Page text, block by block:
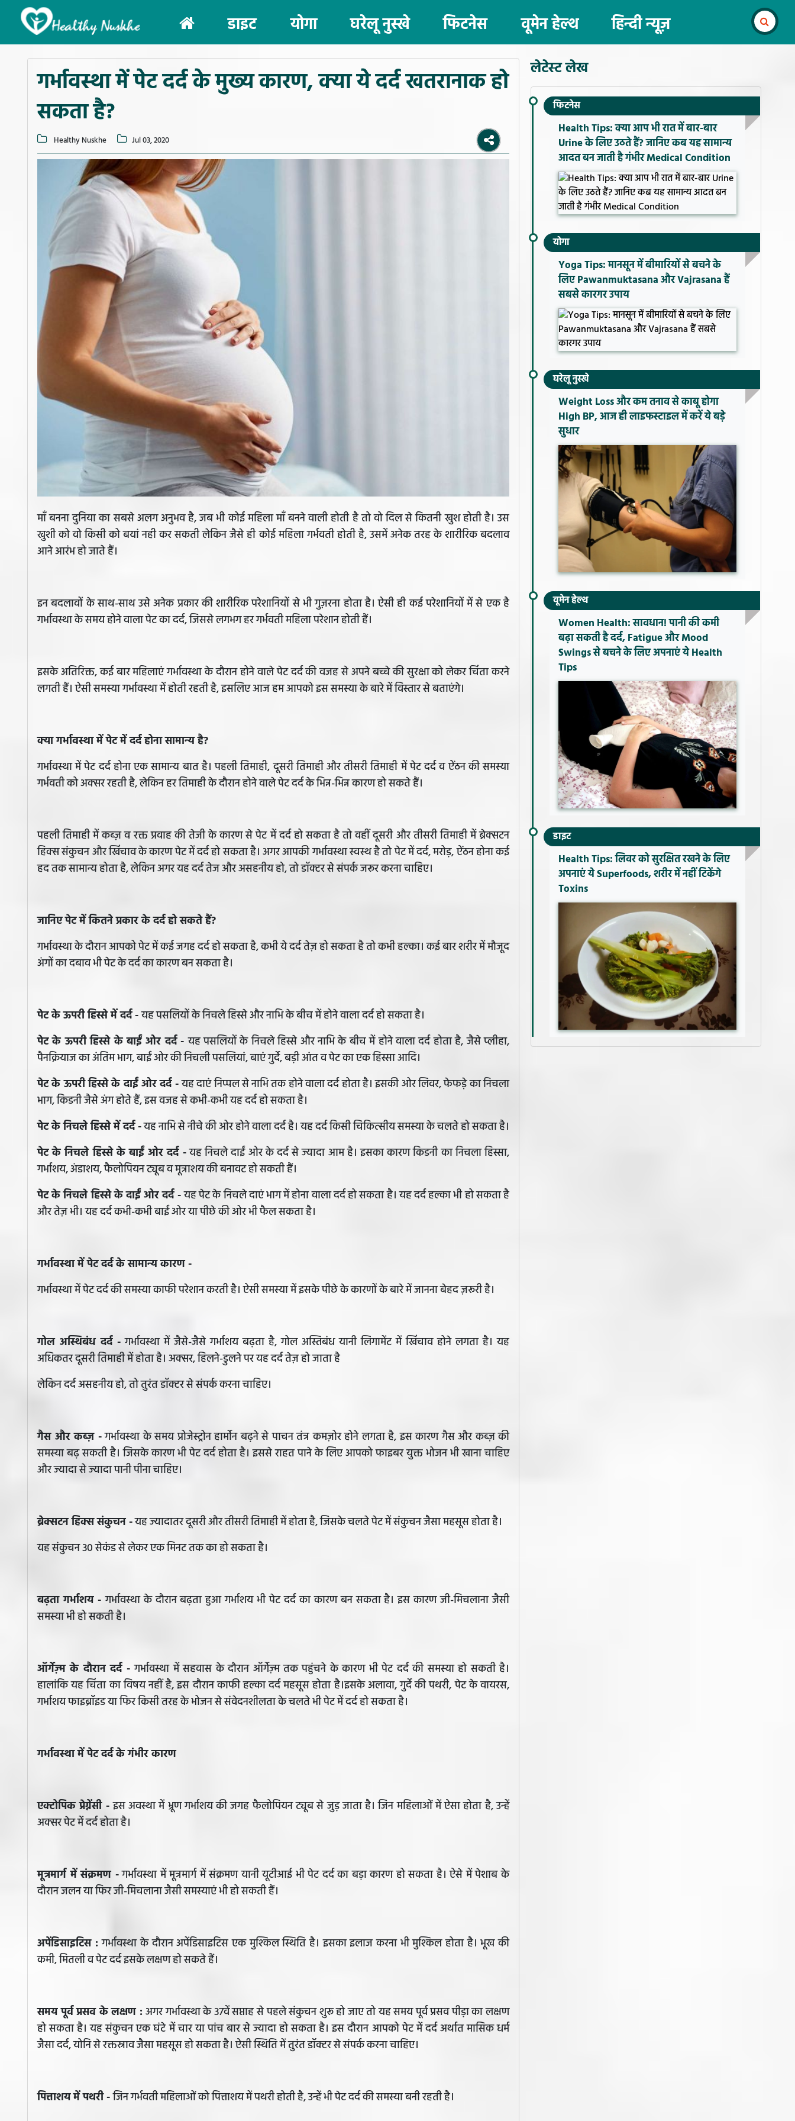
(current)
डाइट योगा घरेलू नुस्खे फिटनेस वूमेन हेल्थ हिन्दी न्यूज़
गर्भावस्था में पेट दर्द के मुख्य कारण, क्या ये दर्द खतरानाक हो
सकता है?
Healthy Nuskhe Jul 03, 2020
माँ बनना दुनिया का सबसे अलग अनुभव है, जब भी कोई महिला माँ बनने वाली होती है तो वो दिल से कितनी खुश होती है। उस
खुशी को वो किसी को बयां नही कर सकती लेकिन जैसे ही कोई महिला गर्भवती होती है, उसमें अनेक तरह के शारीरिक बदलाव
आने आरंभ हो जाते हैं।
इन बदलावों के साथ-साथ उसे अनेक प्रकार की शारीरिक परेशानियों से भी गुज़रना होता है। ऐसी ही कई परेशानियों में से एक है
गर्भावस्था के समय होने वाला पेट का दर्द, जिससे लगभग हर गर्भवती महिला परेशान होती हैं।
इसके अतिरिक्त, कई बार महिलाएं गर्भावस्था के दौरान होने वाले पेट दर्द की वजह से अपने बच्चे की सुरक्षा को लेकर चिंता करने
लगती हैं। ऐसी समस्या गर्भावस्था में होती रहती है, इसलिए आज हम आपको इस समस्या के बारे में विस्तार से बताएंगे।
क्या गर्भावस्था में पेट में दर्द होना सामान्य है?
गर्भावस्था में पेट दर्द होना एक सामान्य बात है। पहली तिमाही, दूसरी तिमाही और तीसरी तिमाही में पेट दर्द व ऐंठन की समस्या
गर्भवती को अक्सर रहती है, लेकिन हर तिमाही के दौरान होने वाले पेट दर्द के भिन्न-भिन्न कारण हो सकते हैं।
पहली तिमाही में कब्ज़ व रक्त प्रवाह की तेजी के कारण से पेट में दर्द हो सकता है तो वहीं दूसरी और तीसरी तिमाही में ब्रेक्सटन
हिक्स संकुचन और खिंचाव के कारण पेट में दर्द हो सकता है। अगर आपकी गर्भावस्था स्वस्थ है तो पेट में दर्द, मरोड़, ऐंठन होना कई
हद तक सामान्य होता है, लेकिन अगर यह दर्द तेज और असहनीय हो, तो डॉक्टर से संपर्क जरूर करना चाहिए।
जानिए पेट में कितने प्रकार के दर्द हो सकते हैं?
गर्भावस्था के दौरान आपको पेट में कई जगह दर्द हो सकता है, कभी ये दर्द तेज़ हो सकता है तो कभी हल्का। कई बार शरीर में मौजूद
अंगों का दबाव भी पेट के दर्द का कारण बन सकता है।
पेट के ऊपरी हिस्से में दर्द -यह पसलियों के निचले हिस्से और नाभि के बीच में होने वाला दर्द हो सकता है।
पेट के ऊपरी हिस्से के बाईं ओर दर्द -यह पसलियों के निचले हिस्से और नाभि के बीच में होने वाला दर्द होता है, जैसे प्लीहा,
पैनक्रियाज का अंतिम भाग, बाईं ओर की निचली पसलियां, बाएं गुर्दे, बड़ी आंत व पेट का एक हिस्सा आदि।
पेट के ऊपरी हिस्से के दाईं ओर दर्द -यह दाएं निप्पल से नाभि तक होने वाला दर्द होता है। इसकी ओर लिवर, फेफडे़ का निचला
भाग, किडनी जैसे अंग होते हैं, इस वजह से कभी-कभी यह दर्द हो सकता है।
पेट के निचले हिस्से में दर्द -यह नाभि से नीचे की ओर होने वाला दर्द है। यह दर्द किसी चिकित्सीय समस्या के चलते हो सकता है।
पेट के निचले हिस्से के बाईं ओर दर्द -यह निचले दाईं ओर के दर्द से ज्यादा आम है। इसका कारण किडनी का निचला हिस्सा,
गर्भाशय, अंडाशय, फैलोपियन ट्यूब व मूत्राशय की बनावट हो सकती हैं।
पेट के निचले हिस्से के दाईं ओर दर्द -यह पेट के निचले दाएं भाग में होना वाला दर्द हो सकता है। यह दर्द हल्का भी हो सकता है
और तेज़ भी। यह दर्द कभी-कभी बाईं ओर या पीछे की ओर भी फैल सकता है।
गर्भावस्था में पेट दर्द के सामान्य कारण -
गर्भावस्था में पेट दर्द की समस्या काफी परेशान करती है। ऐसी समस्या में इसके पीछे के कारणों के बारे में जानना बेहद ज़रूरी है।
गोल अस्थिबंध दर्द - गर्भावस्था में जैसे-जैसे गर्भाशय बढ़ता है, गोल अस्तिबंध यानी लिगामेंट में खिंचाव होने लगता है। यह
अधिकतर दूसरी तिमाही में होता है। अक्सर, हिलने-डुलने पर यह दर्द तेज़ हो जाता है
लेकिन दर्द असहनीय हो, तो तुरंत डॉक्टर से संपर्क करना चाहिए।
गैस और कब्ज़ -गर्भावस्था के समय प्रोजेस्ट्रोन हार्मोन बढ़ने से पाचन तंत्र कमज़ोर होने लगता है, इस कारण गैस और कब्ज़ की
समस्या बढ़ सकती है। जिसके कारण भी पेट दर्द होता है। इससे राहत पाने के लिए आपको फाइबर युक्त भोजन भी खाना चाहिए
और ज्यादा से ज्यादा पानी पीना चाहिए।
ब्रेक्सटन हिक्स संकुचन -यह ज्यादातर दूसरी और तीसरी तिमाही में होता है, जिसके चलते पेट में संकुचन जैसा महसूस होता है।
यह संकुचन 30 सेकंड से लेकर एक मिनट तक का हो सकता है।
बढ़ता गर्भाशय -गर्भावस्था के दौरान बढ़ता हुआ गर्भाशय भी पेट दर्द का कारण बन सकता है। इस कारण जी-मिचलाना जैसी
समस्या भी हो सकती है।
ऑर्गेज़्म के दौरान दर्द -गर्भावस्था में सहवास के दौरान ऑर्गेज़्म तक पहुंचने के कारण भी पेट दर्द की समस्या हो सकती है।
हालांकि यह चिंता का विषय नहीं है, इस दौरान काफी हल्का दर्द महसूस होता है।इसके अलावा, गुर्दे की पथरी, पेट के वायरस,
गर्भाशय फाइब्रॉइड या फिर किसी तरह के भोजन से संवेदनशीलता के चलते भी पेट में दर्द हो सकता है।
गर्भावस्था में पेट दर्द के गंभीर कारण
एक्टोपिक प्रेग्नेंसी -इस अवस्था में भ्रूण गर्भाशय की जगह फैलोपियन ट्यूब से जुड़ जाता है। जिन महिलाओं में ऐसा होता है, उन्हें
अक्सर पेट में दर्द होता है।
मूत्रमार्ग में संक्रमण -गर्भावस्था में मूत्रमार्ग में संक्रमण यानी यूटीआई भी पेट दर्द का बड़ा कारण हो सकता है। ऐसे में पेशाब के
दौरान जलन या फिर जी-मिचलाना जैसी समस्याएं भी हो सकती हैं।
अपेंडिसाइटिस :गर्भावस्था के दौरान अपेंडिसाइटिस एक मुश्किल स्थिति है। इसका इलाज करना भी मुश्किल होता है। भूख की
कमी, मितली व पेट दर्द इसके लक्षण हो सकते हैं।
समय पूर्व प्रसव के लक्षण :अगर गर्भावस्था के 37वें सप्ताह से पहले संकुचन शुरू हो जाए तो यह समय पूर्व प्रसव पीड़ा का लक्षण
हो सकता है। यह संकुचन एक घंटे में चार या पांच बार से ज्यादा हो सकता है। इस दौरान आपको पेट में दर्द अर्थात मासिक धर्म
जैसा दर्द, योनि से रक्तस्राव जैसा महसूस हो सकता है। ऐसी स्थिति में तुरंत डॉक्टर से संपर्क करना चाहिए।
पित्ताशय में पथरी -जिन गर्भवती महिलाओं को पित्ताशय में पथरी होती है, उन्हें भी पेट दर्द की समस्या बनी रहती है।
लेटेस्ट लेख
फिटनेस
Health Tips: क्या आप भी रात में बार-बार
Urine के लिए उठते हैं? जानिए कब यह सामान्य
आदत बन जाती है गंभीर Medical Condition
योगा
Yoga Tips: मानसून में बीमारियों से बचने के
लिए Pawanmuktasana और Vajrasana हैं
सबसे कारगर उपाय
घरेलू नुस्खे
Weight Loss और कम तनाव से काबू होगा
High BP, आज ही लाइफस्टाइल में करें ये बड़े
सुधार
वूमेन हेल्थ
Women Health: सावधान! पानी की कमी
बढ़ा सकती है दर्द, Fatigue और Mood
Swings से बचने के लिए अपनाएं ये Health
Tips
डाइट
Health Tips: लिवर को सुरक्षित रखने के लिए
अपनाएं ये Superfoods, शरीर में नहीं टिकेंगे
Toxins